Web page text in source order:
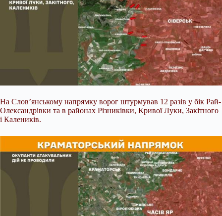
На Слов’янському напрямку ворог штурмував 12 разів у бік Рай-
Олександрівки та в районах Різниківки, Кривої Луки, Закітного
і Калеників.